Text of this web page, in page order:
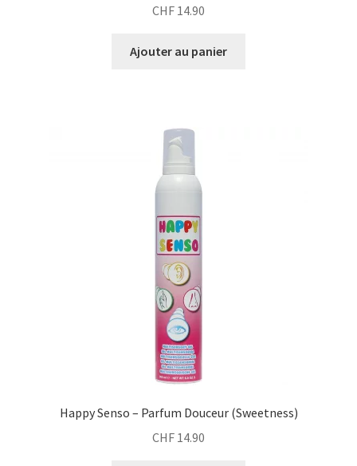
CHF 14.90
Ajouter au panier
Happy Senso – Parfum Douceur (Sweetness)
CHF 14.90